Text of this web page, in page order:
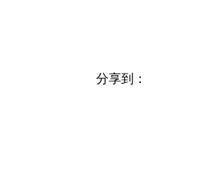
分享到：